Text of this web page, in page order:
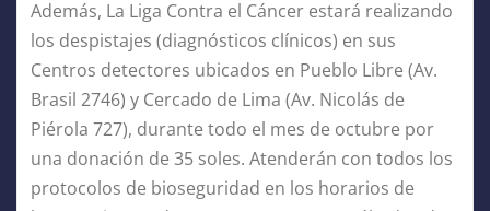
Además, La Liga Contra el Cáncer estará realizando
los despistajes (diagnósticos clínicos) en sus
Centros detectores ubicados en Pueblo Libre (Av.
Brasil 2746) y Cercado de Lima (Av. Nicolás de
Piérola 727), durante todo el mes de octubre por
una donación de 35 soles. Atenderán con todos los
protocolos de bioseguridad en los horarios de